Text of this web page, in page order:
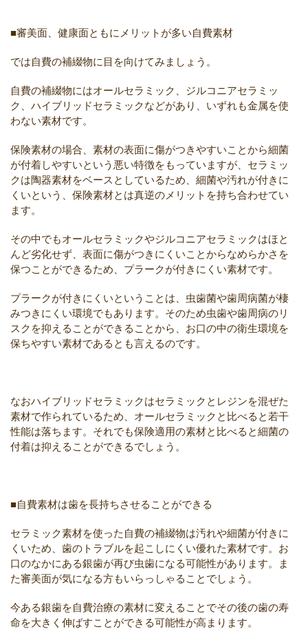
■審美面、健康面ともにメリットが多い自費素材
では自費の補綴物に目を向けてみましょう。
自費の補綴物にはオールセラミック、ジルコニアセラミッ
ク、ハイブリッドセラミックなどがあり、いずれも金属を使
わない素材です。
保険素材の場合、素材の表面に傷がつきやすいことから細菌
が付着しやすいという悪い特徴をもっていますが、セラミッ
クは陶器素材をベースとしているため、細菌や汚れが付きに
くいという、保険素材とは真逆のメリットを持ち合わせてい
ます。
その中でもオールセラミックやジルコニアセラミックはほと
んど劣化せず、表面に傷がつきにくいことからなめらかさを
保つことができるため、プラークが付きにくい素材です。
プラークが付きにくいということは、虫歯菌や歯周病菌が棲
みつきにくい環境でもあります。そのため虫歯や歯周病のリ
スクを抑えることができることから、お口の中の衛生環境を
保ちやすい素材であるとも言えるのです。
なおハイブリッドセラミックはセラミックとレジンを混ぜた
素材で作られているため、オールセラミックと比べると若干
性能は落ちます。それでも保険適用の素材と比べると細菌の
付着は抑えることができるでしょう。
■自費素材は歯を長持ちさせることができる
セラミック素材を使った自費の補綴物は汚れや細菌が付きに
くいため、歯のトラブルを起こしにくい優れた素材です。お
口のなかにある銀歯が再び虫歯になる可能性があります。ま
た審美面が気になる方もいらっしゃることでしょう。
今ある銀歯を自費治療の素材に変えることでその後の歯の寿
命を大きく伸ばすことができる可能性が高まります。